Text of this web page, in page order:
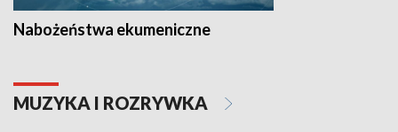
Nabożeństwa ekumeniczne
MUZYKA I ROZRYWKA